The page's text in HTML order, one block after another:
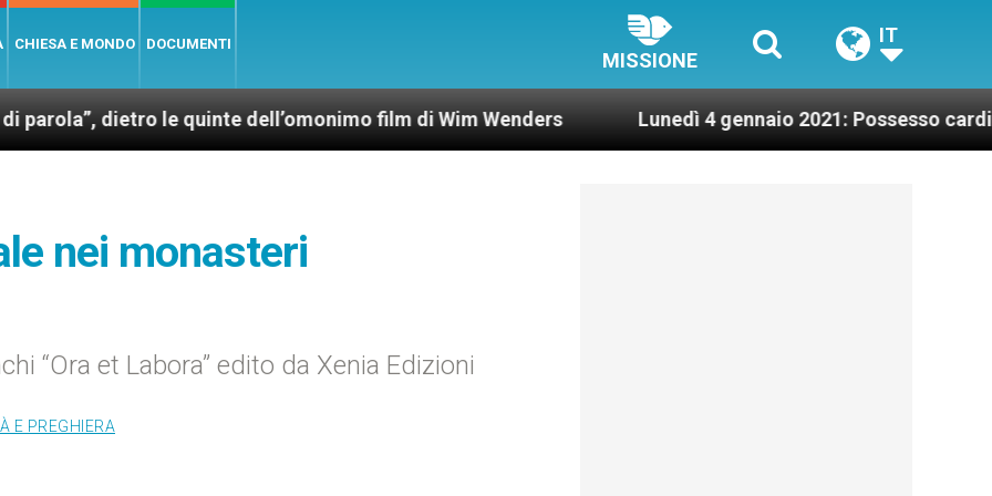
CHIESA E MONDO DOCUMENTI
MISSIONE
IT
le quinte dell’omonimo film di Wim Wenders Lunedì 4 gennaio 2021: Possesso cardinalizio
nei monasteri
“Ora et Labora” edito da Xenia Edizioni
E PREGHIERA